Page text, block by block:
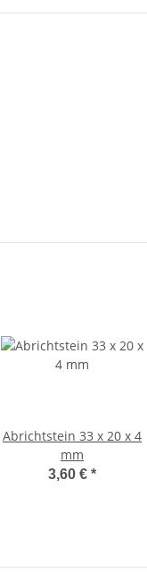
Abrichtstein 33 x 20 x 4
mm
3,60 € *